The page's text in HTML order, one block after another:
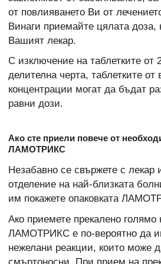
от повлияването Ви от
Винаги приемайте цялата доза,
Вашият лекар.
С изключение на таблетките от
делителна черта, таблетките от
концентрации могат да бъдат
равни дози.
Ако сте приели повече от
ЛАМОТРИКС
Незабавно се свържете с
отделение на най-близката
им покажете опаковката
Ако приемете прекалено голямо
ЛАМОТРИКС е по-вероятно да
нежелани реакции, които може
смъртоносни. При прием на